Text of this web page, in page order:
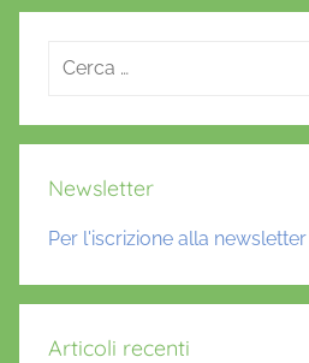
i
t
r
g
Ricerca
Newsletter
Per l'iscrizione alla newsletter
Articoli recenti